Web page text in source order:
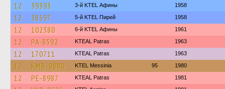
12 39393 3-й KTEL Афины 1958
12 38597 5-й KTEL Пирей 1958
12 102380 6-й KTEL Афины 1961
12 PA-8592 KTEAL Patras 1963
12 170711 KTEAL Patras 1963
12 KMB-9880 KTEL Messinia 95 1980
12 PE-8987 KTEAL Patras 1981